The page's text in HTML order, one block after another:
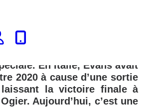
répète presque pour Elfyn
Yaris WRC) qui était en
En Italie, Evans avait
2020 à cause d’une sortie
la victoire finale à
Aujourd’hui, c’est une